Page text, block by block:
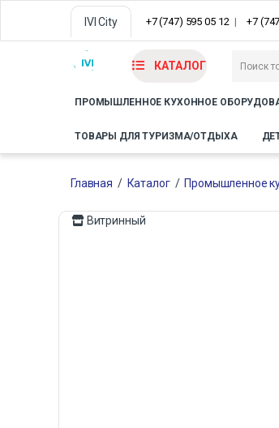
IVI City +7 (747) 595 05 12 +7
КАТАЛОГ
ПРОМЫШЛЕННОЕ КУХОННОЕ
ТОВАРЫ ДЛЯ ТУРИЗМА/ОТДЫХА
Главная / Каталог / Промышленное
Витринный